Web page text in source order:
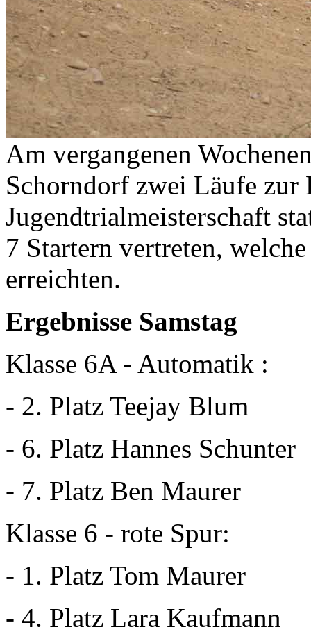
Am vergangenen
Schorndorf zwei Läufe zur
Jugendtrialmeisterschaft
7 Startern vertreten,
erreichten.
Ergebnisse Samstag
Klasse 6A - Automatik :
- 2. Platz Teejay Blum
- 6. Platz Hannes Schunter
- 7. Platz Ben Maurer
Klasse 6 - rote Spur:
- 1. Platz Tom Maurer
- 4. Platz Lara Kaufmann